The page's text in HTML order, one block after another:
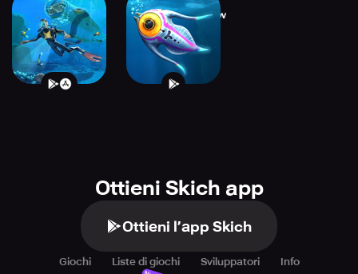
Subnautica
Subnautica: Below
Zero
Ottieni Skich app
Ottieni l’app Skich
Giochi Liste di giochi Sviluppatori Info